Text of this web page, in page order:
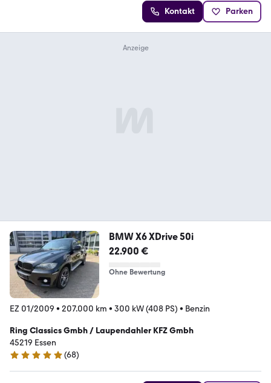
Kontakt Parken
BMW X6 XDrive 50i
22.900 €
Ohne Bewertung
EZ 01/2009 • 207.000 km • 300 kW (408 PS) • Benzin
Ring Classics Gmbh / Laupendahler KFZ Gmbh
45219 Essen
4.8 Sterne
(68)